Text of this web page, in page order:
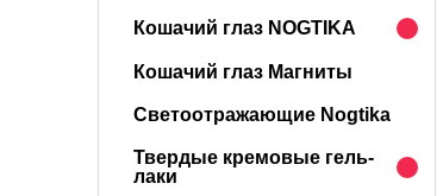
Кошачий глаз NOGTIKA
Кошачий глаз Магниты
Светоотражающие Nogtika
Твердые кремовые гель-
лаки